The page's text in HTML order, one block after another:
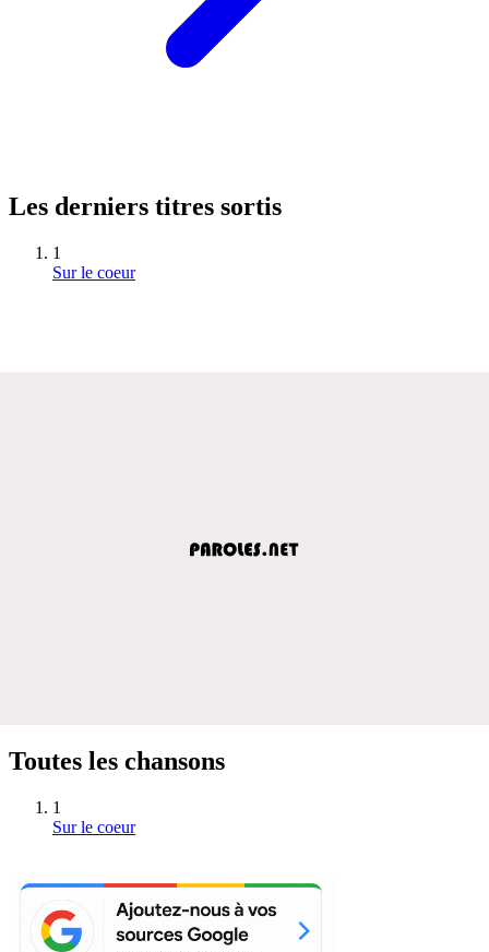
Les derniers titres sortis
1
Sur le coeur
Toutes les chansons
1
Sur le coeur